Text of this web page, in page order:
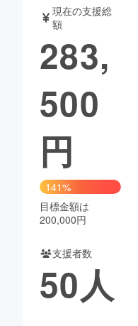
音楽
ゲーム・サ
CAMPFIRE Creation
コミュニティ
現在の支援総
額
283,
500
円
141%
目標金額は
200,000円
支援者数
50人